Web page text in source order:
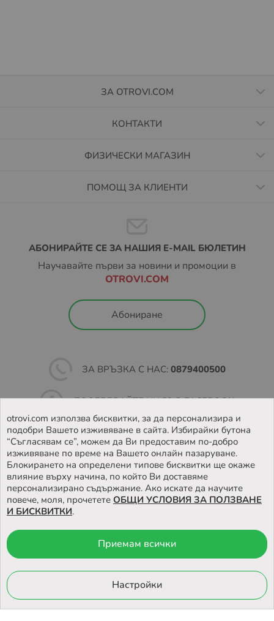
ЗА OTROVI.COM
КОНТАКТИ
ФИЗИЧЕСКИ МАГАЗИН
ПОМОЩ ЗА КЛИЕНТИ
АБОНИРАЙТЕ СЕ ЗА НАШИЯ E-MAIL БЮЛЕТИН
Научавайте първи за новини и промоции в
OTROVI.COM
Абониране
ЗА ВРЪЗКА С НАС: 0879400500
ПОСЛЕДВАЙТЕ НИ ВЪВFACEBOOK
НАМЕРЕТЕ НАШИЯТ МАГАЗИН
© 2026 Otrovi.com. Всички права запазени ™ |Карта на сайта
Онлайн магазин
otrovi.com използва бисквитки, за да персонализира и
подобри Вашето изживяване в сайта. Избирайки бутона
“Съгласявам се”, можем да Ви предоставим по-добро
изживяване по време на Вашето онлайн пазаруване.
Блокирането на определени типове бисквитки ще окаже
влияние върху начина, по който Ви доставяме
персонализирано съдържание. Ако искате да научите
повече, моля, прочетете ОБЩИ УСЛОВИЯ ЗА ПОЛЗВАНЕ
И БИСКВИТКИ.
Приемам всички
Настройки